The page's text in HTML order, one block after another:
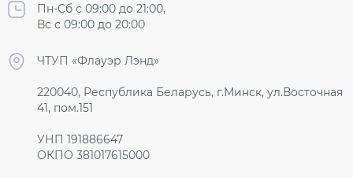
Пн-Сб с 09:00 до 21:00,
Вс с 09:00 до 20:00
ЧТУП «Флауэр Лэнд»
220040, Республика Беларусь, г.Минск, ул.Восточная
41, пом.151
УНП 191886647
ОКПО 381017615000